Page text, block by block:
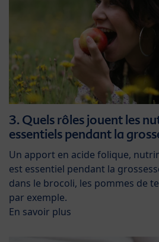
3. Quels rôles jouent les
essentiels pendant la
Un apport en acide folique,
est essentiel pendant la
dans le brocoli, les pommes de
par exemple.
En savoir plus